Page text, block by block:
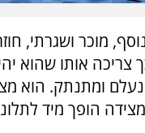
מוכר ושגרתי,
צריכה אותו שהוא
ומתנתק. הוא
הופך מיד